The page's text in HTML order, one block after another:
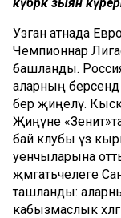
Узган атнада
Чемпионнар
башланды.
аларның
бер җиңелү.
Җиңүне
бай клубы үз
уенчыларына
җәмәгатьчелеге
ташланды:
кабызмаслык